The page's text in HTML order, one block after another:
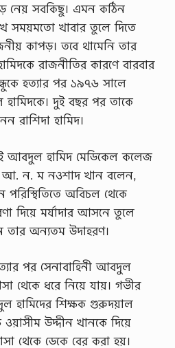
নেয় সবকিছু। এমন কঠিন
সময়মতো খাবার তুলে দিতে
কাপড়। তবে থামেনি তার
রাজনীতির কারণে বারবার
হত্যার পর ১৯৭৬ সালে
দুই বছর পর তাকে
রাশিদা হামিদ।
আবদুল হামিদ মেডিকেল কলেজ
আ. ন. ম নওশাদ খান বলেন,
অবিচল থেকে
দিয়ে মর্যাদার আসনে তুলে
তার অন্যতম উদাহরণ।
পর সেনাবাহিনী আবদুল
থেকে ধরে নিয়ে যায়। গভীর
হামিদের শিক্ষক গুরুদয়াল
উদ্দীন খানকে দিয়ে
থেকে ডেকে বের করা হয়।